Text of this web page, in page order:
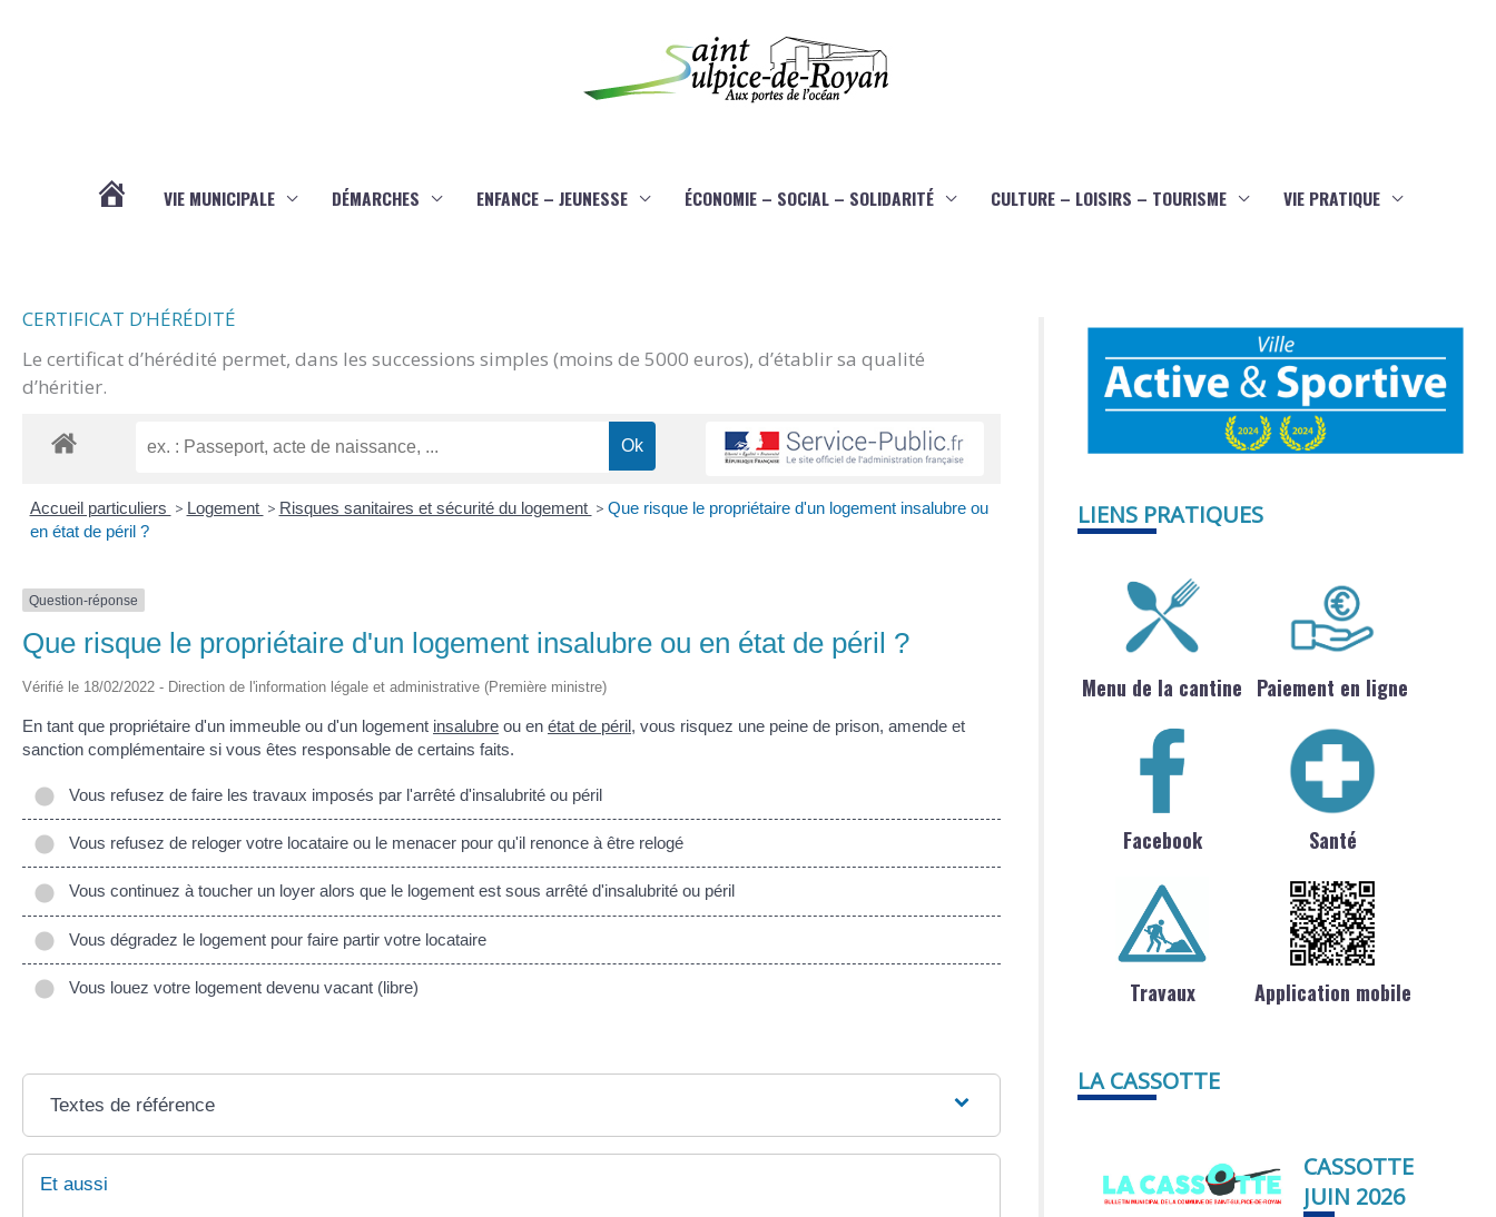
VIE MUNICIPALE DÉMARCHES ENFANCE – JEUNESSE ÉCONOMIE – SOCIAL – SOLIDARITÉ CULTURE – LOISIRS – TOURISME VIE PRATIQUE
CERTIFICAT D’HÉRÉDITÉ
Le certificat d’hérédité permet, dans les successions simples (moins de 5000 euros), d’établir sa qualité
d’héritier.
Accueil particuliers > Logement > Risques sanitaires et sécurité du logement > Que risque le propriétaire d'un logement insalubre ou
en état de péril ?
Question-réponse
Que risque le propriétaire d'un logement insalubre ou en état de péril ?
Vérifié le 18/02/2022 - Direction de l'information légale et administrative (Première ministre)
En tant que propriétaire d'un immeuble ou d'un logement insalubre ou en état de péril, vous risquez une peine de prison, amende et
sanction complémentaire si vous êtes responsable de certains faits.
Vous refusez de faire les travaux imposés par l'arrêté d'insalubrité ou péril
Vous refusez de reloger votre locataire ou le menacer pour qu'il renonce à être relogé
Vous continuez à toucher un loyer alors que le logement est sous arrêté d'insalubrité ou péril
Vous dégradez le logement pour faire partir votre locataire
Vous louez votre logement devenu vacant (libre)
Textes de référence
Et aussi
LIENS PRATIQUES
Menu de la cantine Paiement en ligne
Facebook Santé
Travaux Application mobile
LA CASSOTTE
CASSOTTE
JUIN 2026